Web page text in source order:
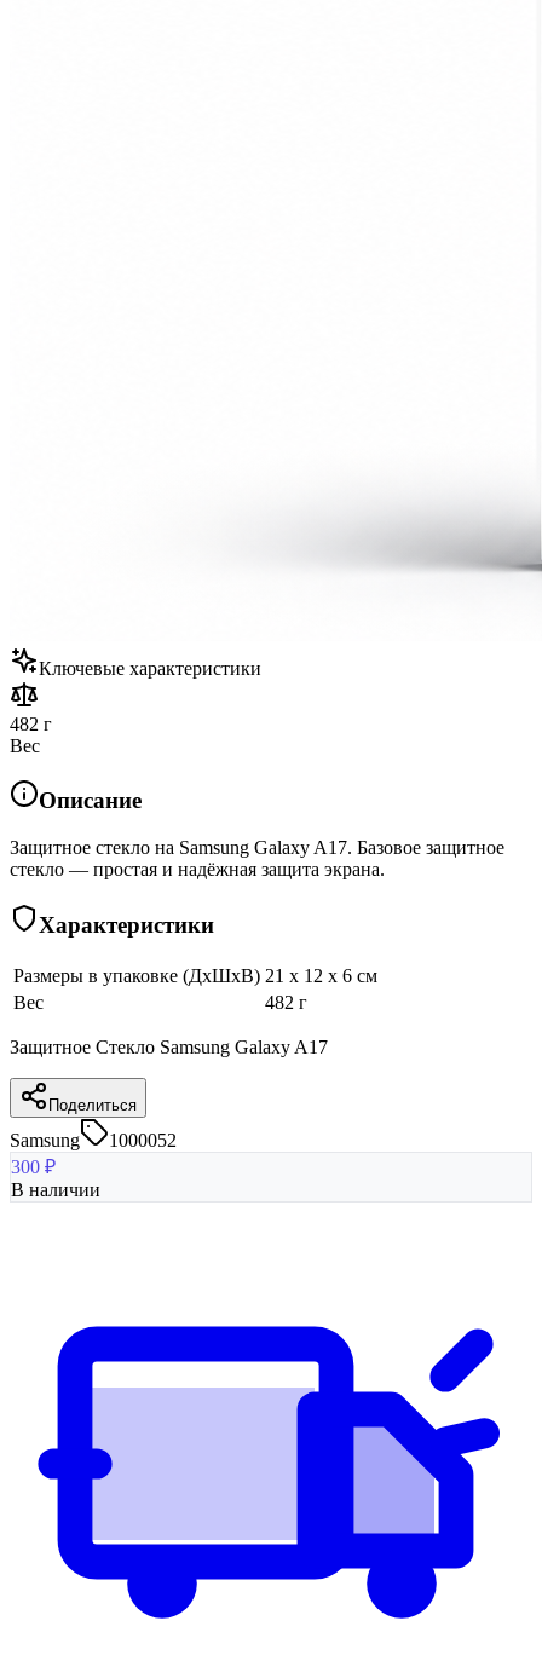
Ключевые характеристики
482 г
Вес
Описание
Защитное стекло на Samsung Galaxy A17. Базовое защитное
стекло — простая и надёжная защита экрана.
Характеристики
Размеры в упаковке (ДхШхВ) 21 x 12 x 6 см
Вес
482 г
Защитное Стекло Samsung Galaxy A17
Поделиться
Samsung
1000052
300 ₽
В наличии